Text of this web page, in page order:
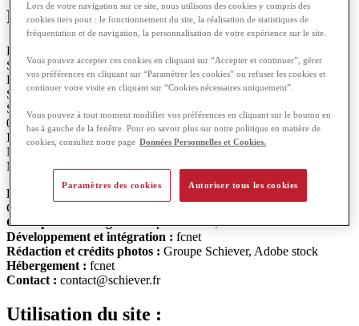
Éditeur et crédits :
Le site est édité par la S.A. Anciens Etablissements Georges
Schiever et Fils.
Forme social : S.A. à Directoire et Conseil de surveillance – Capital
Social : 138 420€
Siège social : ZI rue de l’étang – 89205 Avallon Cedex – Tél. :
03.86.34.63.00
Immatriculation au RCS d’Auxerre sous le numéro 425 920 352
N° de siret : 425 920 352 00126 – APE 7010Z
N° TVA Intracommunautaire : FR. 50 425 920 352
Responsable de la publication :
Groupe Schiever
Conception et design :Groupe Schiever, fcnet
Développement et intégration : fcnet
Rédaction et crédits photos : Groupe Schiever, Adobe stock
Hébergement : fcnet
Contact : contact@schiever.fr
Utilisation du site :
Lors de votre navigation sur ce site, nous utilisons des cookies y compris des
cookies tiers pour : le fonctionnement du site, la réalisation de statistiques de
fréquentation et de navigation, la personnalisation de votre expérience sur le site.
Vous pouvez accepter ces cookies en cliquant sur “Accepter et continuer”, gérer
vos préférences en cliquant sur “Paramétrer les cookies” ou refuser les cookies et
continuer votre visite en cliquant sur “Cookies nécessaires uniquement”.
Vous pouvez à tout moment modifier vos préférences en cliquant sur le bouton en
bas à gauche de la fenêtre. Pour en savoir plus sur notre politique en matière de
cookies, consultez notre page Données Personnelles et Cookies.
Autoriser tous les cookies
Paramètres des cookies